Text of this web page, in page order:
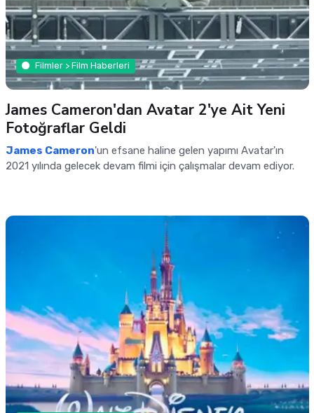
Filmler > Film Haberleri
James Cameron'dan Avatar 2'ye Ait Yeni
Fotoğraflar Geldi
James Cameron'un efsane haline gelen yapımı Avatar'ın
2021 yılında gelecek devam filmi için çalışmalar devam ediyor.